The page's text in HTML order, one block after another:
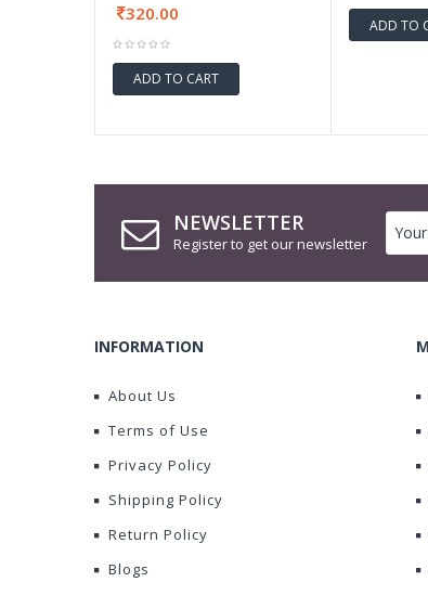
320.00
ADD TO CART
ADD TO
NEWSLETTER
Register to get our newsletter
INFORMATION
About Us
Terms of Use
Privacy Policy
Shipping Policy
Return Policy
Blogs